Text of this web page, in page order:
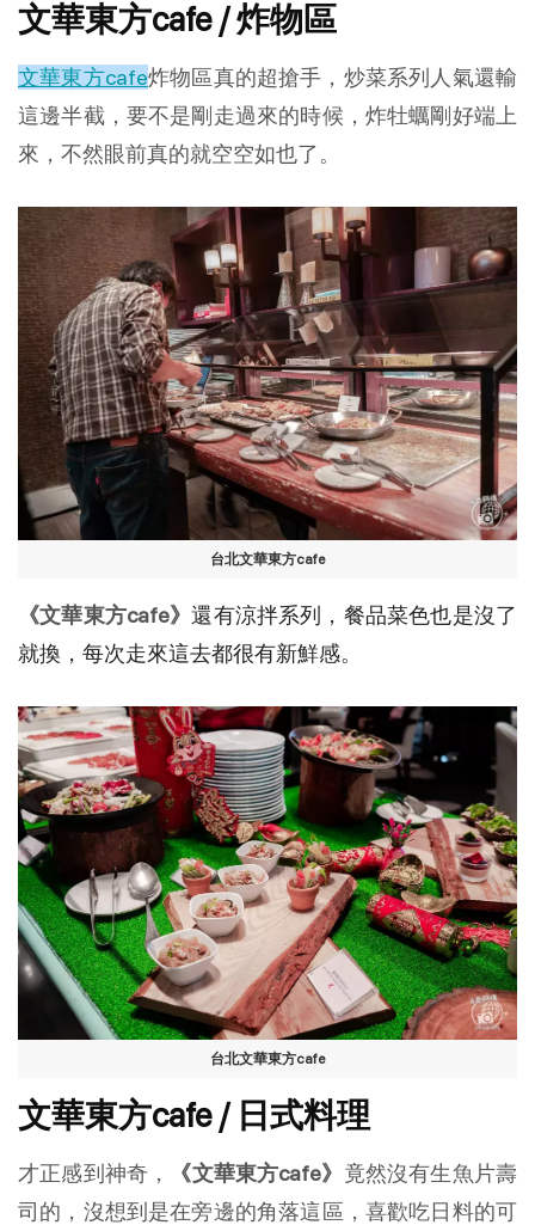
文華東方cafe / 炸物區
文華東方cafe炸物區真的超搶手，炒菜系列人氣還輸
這邊半截，要不是剛走過來的時候，炸牡蠣剛好端上
來，不然眼前真的就空空如也了。
台北文華東方cafe
《文華東方cafe》還有涼拌系列，餐品菜色也是沒了
就換，每次走來這去都很有新鮮感。
台北文華東方cafe
文華東方cafe / 日式料理
才正感到神奇， 《文華東方cafe》 竟然沒有生魚片壽
司的，沒想到是在旁邊的角落這區，喜歡吃日料的可